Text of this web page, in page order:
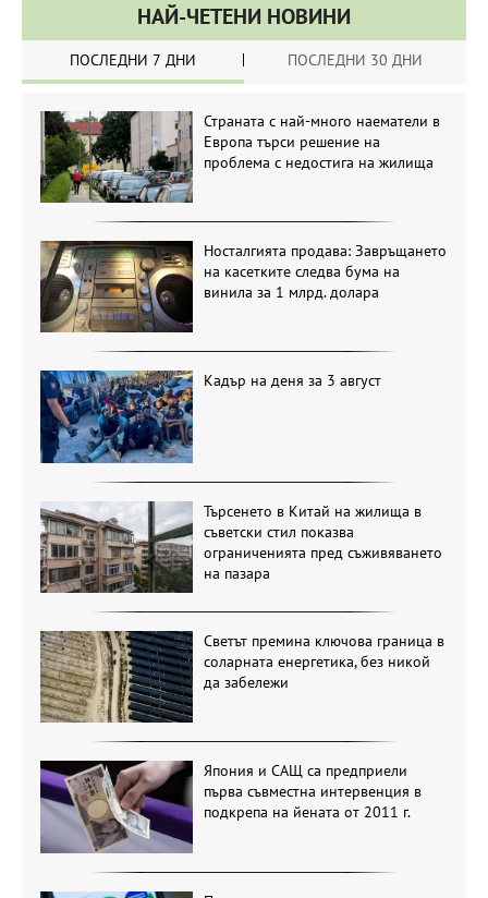
НАЙ-ЧЕТЕНИ НОВИНИ
ПОСЛЕДНИ 7 ДНИ ПОСЛЕДНИ 30 ДНИ
Страната с най-много наематели в
Европа търси решение на
проблема с недостига на жилища
Носталгията продава: Завръщането
на касетките следва бума на
винила за 1 млрд. долара
Кадър на деня за 3 август
Търсенето в Китай на жилища в
съветски стил показва
ограниченията пред съживяването
на пазара
Светът премина ключова граница в
соларната енергетика, без никой
да забележи
Япония и САЩ са предприели
първа съвместна интервенция в
подкрепа на йената от 2011 г.